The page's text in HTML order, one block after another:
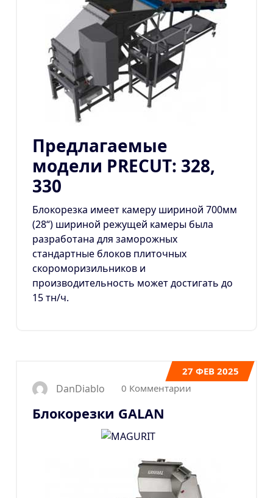
Предлагаемые
модели PRECUT: 328,
330
Блокорезка имеет камеру шириной 700мм
(28“) шириной режущей камеры была
разработана для заморожных
стандартные блоков плиточных
скороморизильников и
производительность может достигать до
15 тн/ч.
27 ФЕВ 2025
DanDiablo 0 Комментарии
Блокорезки GALAN